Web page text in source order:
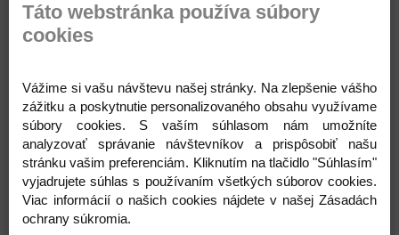
16 ks okuliarov. Skrutky nie sú súčasťou stojana.
Vzdialenosť medzi skrutkami na pripevnenie na
Výška: 135 cm
Varianty
1 strieborná
Táto webstránka používa súbory
cookies
Vážime si vašu návštevu našej stránky. Na zlepšenie vášho
zážitku a poskytnutie personalizovaného obsahu využívame
súbory cookies. S vaším súhlasom nám umožníte
analyzovať správanie návštevníkov a prispôsobiť našu
stránku vašim preferenciám. Kliknutím na tlačidlo "Súhlasím"
vyjadrujete súhlas s používaním všetkých súborov cookies.
Viac informácií o našich cookies nájdete v našej Zásadách
ochrany súkromia.